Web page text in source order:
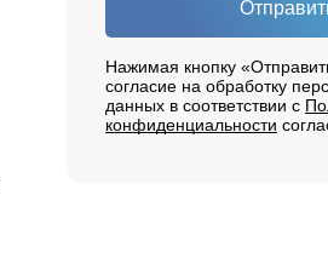
Нажимая кнопку
согласие на обработку
данных в соответствии с
конфиденциальности